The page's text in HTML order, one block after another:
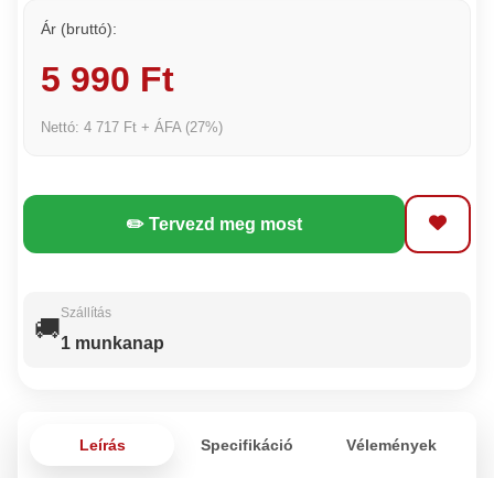
Ár (bruttó):
5 990 Ft
Nettó: 4 717 Ft + ÁFA (27%)
✏️ Tervezd meg most
🚚
Szállítás
1 munkanap
Leírás Specifikáció Vélemények